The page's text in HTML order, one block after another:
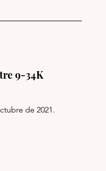
9-34K
de 2021.